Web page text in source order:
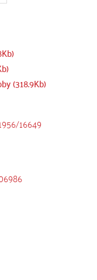
(318.9Kb)
16649